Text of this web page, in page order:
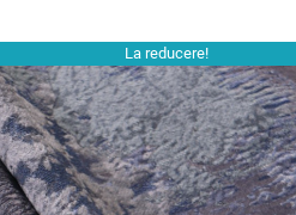
La reducere!